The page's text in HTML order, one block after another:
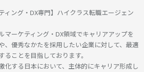
ィング・DX専門】ハイクラス転職エージェン
マーケティング・DX領域でキャリアアップを
、優秀なかたを採用したい企業に対して、最適
ことを目指しております。
化する日本において、主体的にキャリア形成し